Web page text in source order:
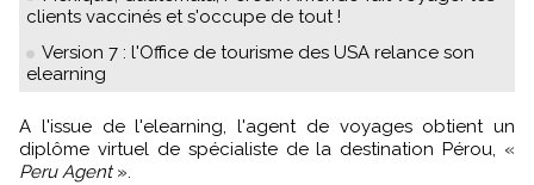
clients vaccinés et s'occupe de tout !
Version 7 : l'Office de tourisme des USA relance son
elearning
A l'issue de l'elearning, l'agent de voyages obtient un
diplôme virtuel de spécialiste de la destination Pérou, «
Peru Agent».